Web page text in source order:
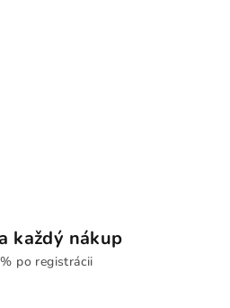
každý nákup
po registrácii